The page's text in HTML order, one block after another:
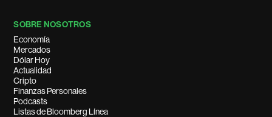
SOBRE NOSOTROS
Economía
Mercados
Dólar Hoy
Actualidad
Cripto
Finanzas Personales
Podcasts
Listas de Bloomberg Línea